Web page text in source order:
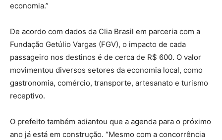
economia.”
De acordo com dados da Clia Brasil em parceria com a
Fundação Getúlio Vargas (FGV), o impacto de cada
passageiro nos destinos é de cerca de R$ 600. O valor
movimentou diversos setores da economia local, como
gastronomia, comércio, transporte, artesanato e turismo
receptivo.
O prefeito também adiantou que a agenda para o próximo
ano já está em construção. “Mesmo com a concorrência